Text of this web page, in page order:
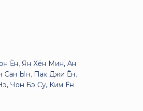
Ён, Ян Хён Мин, Ан
Сан Ын, Пак Джи Ён,
Чон Бэ Су, Ким Ён